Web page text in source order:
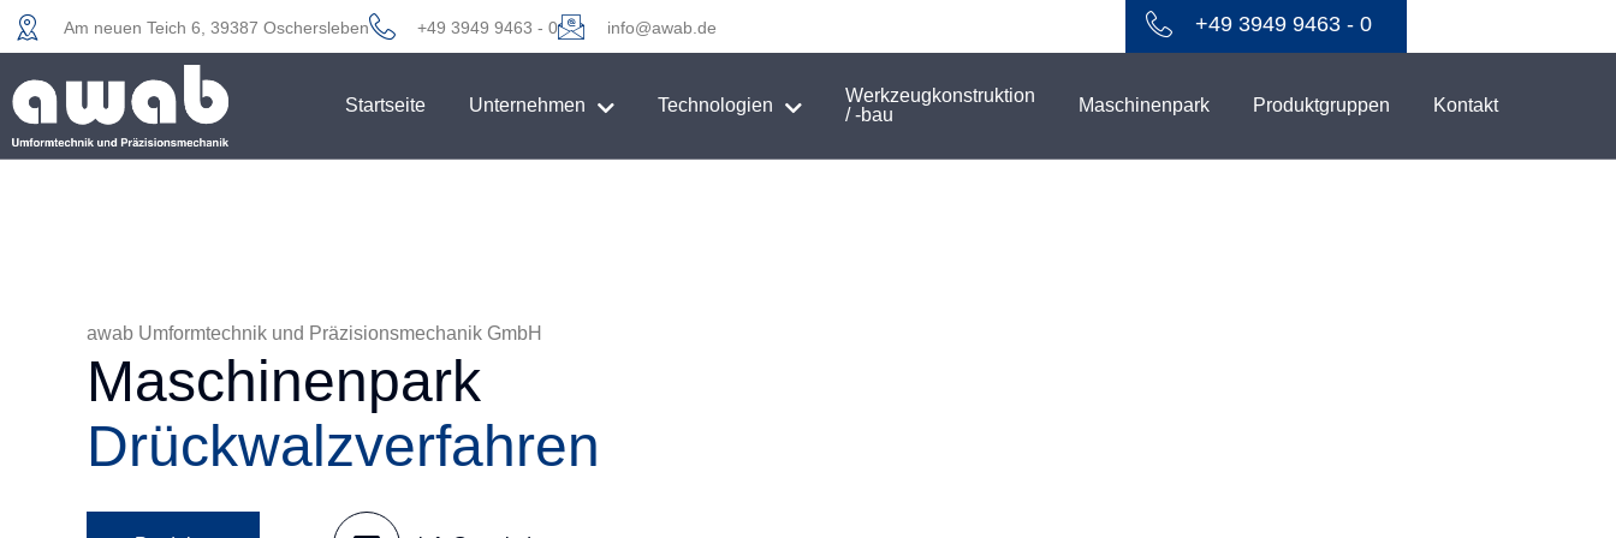
Am neuen Teich 6, 39387 Oschersleben +49 3949 9463 - 0 info@awab.de +49 3949 9463 - 0
Startseite Unternehmen Technologien
Werkzeugkonstruktion
/ -bau
Maschinenpark Produktgruppen Kontakt
awab Umformtechnik und Präzisionsmechanik GmbH
Maschinenpark
Hydraulische Pressen